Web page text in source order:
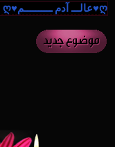
ღ♥عالـــ آدم ــــــــــم♥ღ